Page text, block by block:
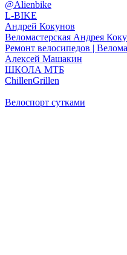
@Alienbike
L-BIKE
Андрей Кокунов
Веломастерская Андрея
Ремонт велосипедов |
Алексей Машакин
ШКОЛА МТБ
ChillenGrillen
Велоспорт сутками